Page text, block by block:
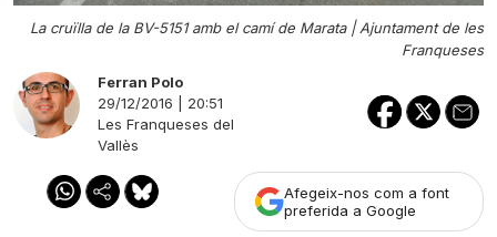
La cruïlla de la BV-5151 amb el camí de Marata |Ajuntament de les
Franqueses
Ferran Polo
29/12/2016 | 20:51
Les Franqueses del
Vallès
Afegeix-nos com a font
preferida a Google